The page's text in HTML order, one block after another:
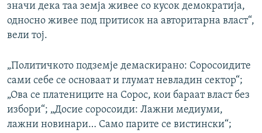
значи дека таа земја живее со кусок демократија,
односно живее под притисок на авторитарна власт“,
вели тој.
„Политичкото подземје демаскирано: Соросоидите
сами себе се оснoваат и глумат невладин сектор“;
„Ова се платениците на Сорос, кои бараат власт без
избори“; „Досие соросоиди: Лажни медиуми,
лажни новинари… Само парите се вистински“;